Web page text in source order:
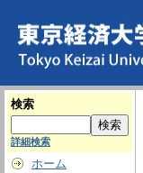
検索
詳細検索
ホーム